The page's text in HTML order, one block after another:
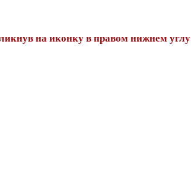
на иконку в правом нижнем углу